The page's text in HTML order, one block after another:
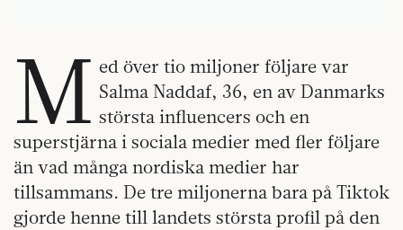
M ed över tio miljoner följare var
Salma Naddaf, 36, en av Danmarks
största influencers och en
superstjärna i sociala medier med fler följare
än vad många nordiska medier har
tillsammans. De tre miljonerna bara på Tiktok
gjorde henne till landets största profil på den